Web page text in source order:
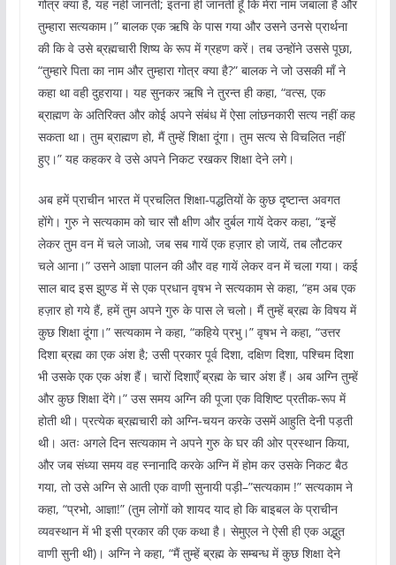
गोत्र क्या है, यह नहीं जानती; इतना ही जानती हूँ कि मेरा नाम जबाला है और
तुम्हारा सत्यकाम।” बालक एक ऋषि के पास गया और उसने उनसे प्रार्थना
की कि वे उसे ब्रह्मचारी शिष्य के रूप में ग्रहण करें। तब उन्होंने उससे पूछा,
“तुम्हारे पिता का नाम और तुम्हारा गोत्र क्या है?” बालक ने जो उसकी माँ ने
कहा था वही दुहराया। यह सुनकर ऋषि ने तुरन्त ही कहा, “वत्स, एक
ब्राह्मण के अतिरिक्त और कोई अपने संबंध में ऐसा लांछनकारी सत्य नहीं कह
सकता था। तुम ब्राह्मण हो, मैं तुम्हें शिक्षा दूंगा। तुम सत्य से विचलित नहीं
हुए।” यह कहकर वे उसे अपने निकट रखकर शिक्षा देने लगे।
अब हमें प्राचीन भारत में प्रचलित शिक्षा-पद्धतियों के कुछ दृष्टान्त अवगत
होंगे। गुरु ने सत्यकाम को चार सौ क्षीण और दुर्बल गायें देकर कहा, “इन्हें
लेकर तुम वन में चले जाओ, जब सब गायें एक हज़ार हो जायें, तब लौटकर
चले आना।” उसने आज्ञा पालन की और वह गायें लेकर वन में चला गया। कई
साल बाद इस झुण्ड में से एक प्रधान वृषभ ने सत्यकाम से कहा, “हम अब एक
हज़ार हो गये हैं, हमें तुम अपने गुरु के पास ले चलो। मैं तुम्हें ब्रह्म के विषय में
कुछ शिक्षा दूंगा।” सत्यकाम ने कहा, “कहिये प्रभु।” वृषभ ने कहा, “उत्तर
दिशा ब्रह्म का एक अंश है; उसी प्रकार पूर्व दिशा, दक्षिण दिशा, पश्चिम दिशा
भी उसके एक एक अंश हैं। चारों दिशाएँ ब्रह्म के चार अंश हैं। अब अग्नि तुम्हें
और कुछ शिक्षा देंगे।” उस समय अग्नि की पूजा एक विशिष्ट प्रतीक-रूप में
होती थी। प्रत्येक ब्रह्मचारी को अग्नि-चयन करके उसमें आहुति देनी पड़ती
थी। अतः अगले दिन सत्यकाम ने अपने गुरु के घर की ओर प्रस्थान किया,
और जब संध्या समय वह स्नानादि करके अग्नि में होम कर उसके निकट बैठ
गया, तो उसे अग्नि से आती एक वाणी सुनायी पड़ी–”सत्यकाम !” सत्यकाम ने
कहा, “प्रभो, आज्ञा!” (तुम लोगों को शायद याद हो कि बाइबल के प्राचीन
व्यवस्थान में भी इसी प्रकार की एक कथा है। सेमुएल ने ऐसी ही एक अद्भुत
वाणी सुनी थी)। अग्नि ने कहा, “मैं तुम्हें ब्रह्म के सम्बन्ध में कुछ शिक्षा देने